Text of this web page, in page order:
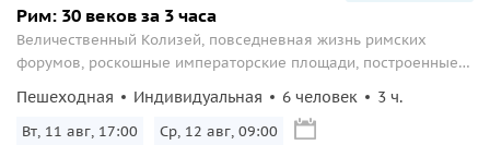
Рим: 30 веков за 3 часа
Величественный Колизей, повседневная жизнь римских
форумов, роскошные императорские площади, построенные
программе познавательной индивидуальной экскурсии.
Пешеходная Индивидуальная 6 человек 3 ч.
Вт, 11 авг, 17:00 Ср, 12 авг, 09:00